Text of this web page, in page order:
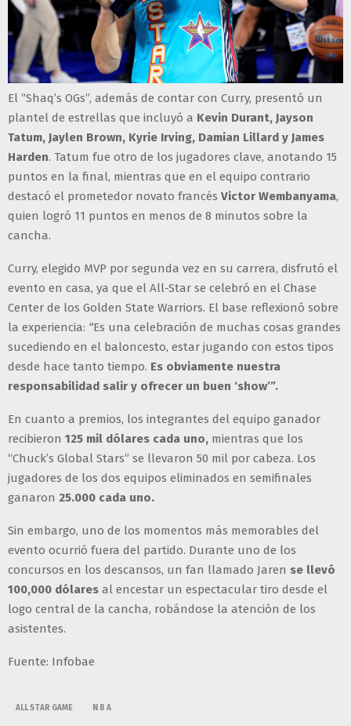
El “Shaq’s OGs”, además de contar con Curry, presentó un
plantel de estrellas que incluyó a Kevin Durant, Jayson
Tatum, Jaylen Brown, Kyrie Irving, Damian Lillard y James
Harden. Tatum fue otro de los jugadores clave, anotando 15
puntos en la final, mientras que en el equipo contrario
destacó el prometedor novato francés Victor Wembanyama,
quien logró 11 puntos en menos de 8 minutos sobre la
cancha.
Curry, elegido MVP por segunda vez en su carrera, disfrutó el
evento en casa, ya que el All-Star se celebró en el Chase
Center de los Golden State Warriors. El base reflexionó sobre
la experiencia: “Es una celebración de muchas cosas grandes
sucediendo en el baloncesto, estar jugando con estos tipos
desde hace tanto tiempo. Es obviamente nuestra
responsabilidad salir y ofrecer un buen ‘show’”.
En cuanto a premios, los integrantes del equipo ganador
recibieron 125 mil dólares cada uno, mientras que los
“Chuck’s Global Stars” se llevaron 50 mil por cabeza. Los
jugadores de los dos equipos eliminados en semifinales
ganaron 25.000 cada uno.
Sin embargo, uno de los momentos más memorables del
evento ocurrió fuera del partido. Durante uno de los
concursos en los descansos, un fan llamado Jaren se llevó
100,000 dólares al encestar un espectacular tiro desde el
logo central de la cancha, robándose la atención de los
asistentes.
Fuente: Infobae
ALL STAR GAME N B A